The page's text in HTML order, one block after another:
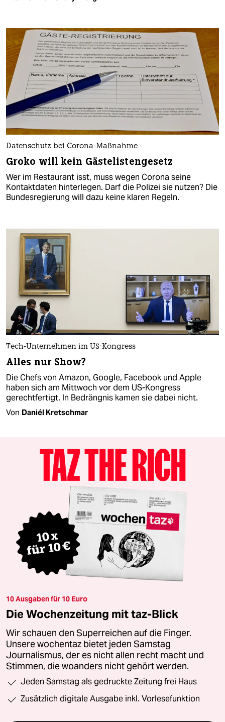
Datenschutz bei Corona-Maßnahme
Groko will kein Gästelistengesetz
Wer im Restaurant isst, muss wegen Corona seine
Kontaktdaten hinterlegen. Darf die Polizei sie nutzen? Die
Bundesregierung will dazu keine klaren Regeln.
Tech-Unternehmen im US-Kongress
Alles nur Show?
Die Chefs von Amazon, Google, Facebook und Apple
haben sich am Mittwoch vor dem US-Kongress
gerechtfertigt. In Bedrängnis kamen sie dabei nicht.
Von Daniél Kretschmar
10 Ausgaben für 10 Euro
Die Wochenzeitung mit taz-Blick
Wir schauen den Superreichen auf die Finger.
Unsere wochentaz bietet jeden Samstag
Journalismus, der es nicht allen recht macht und
Stimmen, die woanders nicht gehört werden.
Jeden Samstag als gedruckte Zeitung frei Haus
Zusätzlich digitale Ausgabe inkl. Vorlesefunktion